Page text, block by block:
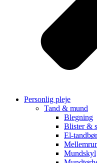
Personlig pleje
Tand & mund
Blegning
Blister &
El-
Mundskyl